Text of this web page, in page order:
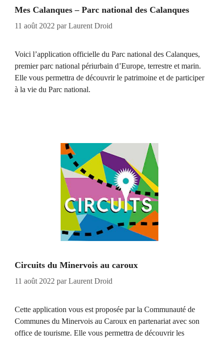
Mes Calanques – Parc national des Calanques
11 août 2022 parLaurent Droid
Voici l’application officielle du Parc national des Calanques,
premier parc national périurbain d’Europe, terrestre et marin.
Elle vous permettra de découvrir le patrimoine et de participer
à la vie du Parc national.
Circuits du Minervois au caroux
11 août 2022 parLaurent Droid
Cette application vous est proposée par la Communauté de
Communes du Minervois au Caroux en partenariat avec son
office de tourisme. Elle vous permettra de découvrir les